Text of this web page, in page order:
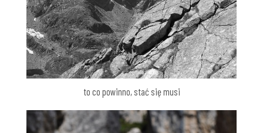
to co powinno, stać się musi